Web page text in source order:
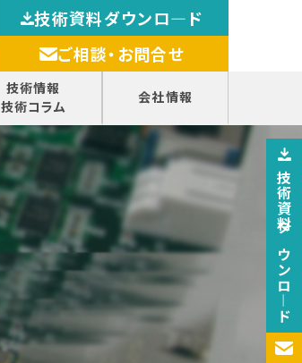
技術資料ダウンロ―ド
ご相談・お問合せ
技術情報
技術コラム
会社情報
技術資料ダウンロ―ド